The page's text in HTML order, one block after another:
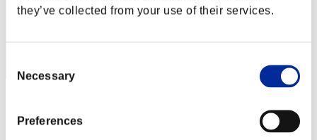
they’ve collected from your use of their services.
Selection
Necessary
Preferences
RANK